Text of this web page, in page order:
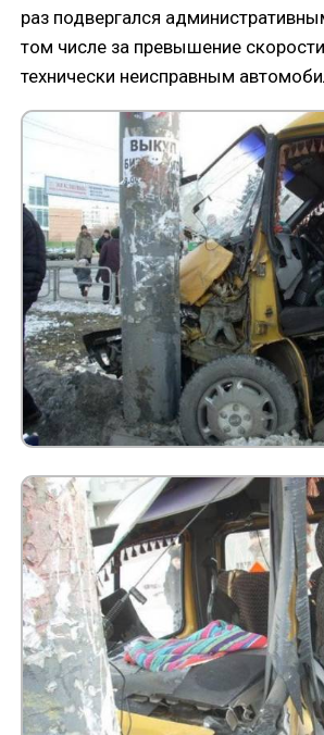
раз подвергался
том числе за превышение
технически неисправным